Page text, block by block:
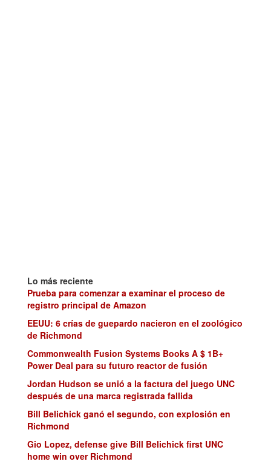
Lo más reciente
Prueba para comenzar a examinar el proceso de
registro principal de Amazon
EEUU: 6 crías de guepardo nacieron en el zoológico
de Richmond
Commonwealth Fusion Systems Books A $ 1B+
Power Deal para su futuro reactor de fusión
Jordan Hudson se unió a la factura del juego UNC
después de una marca registrada fallida
Bill Belichick ganó el segundo, con explosión en
Richmond
Gio Lopez, defense give Bill Belichick first UNC
home win over Richmond